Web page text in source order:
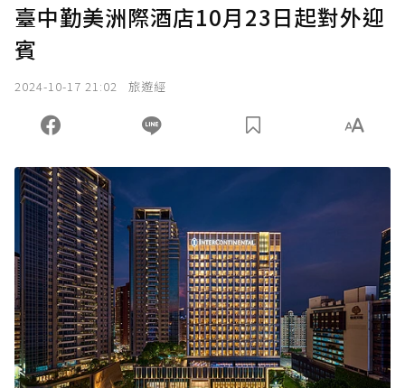
臺中勤美洲際酒店10月23日起對外迎
賓
2024-10-17 21:02 旅遊經